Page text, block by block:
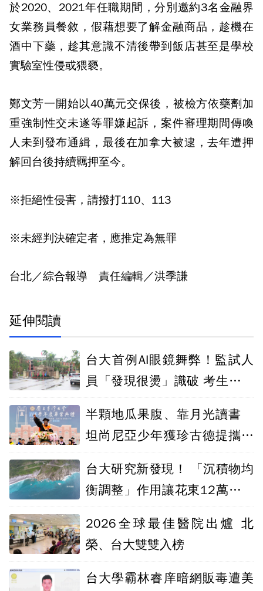
於2020、2021年任職期間，分別邀約3名金融界
女業務員餐敘，假藉想要了解金融商品，趁機在
酒中下藥，趁其意識不清後帶到飯店甚至是學校
實驗室性侵或猥褻。
鄭文芳一開始以40萬元交保後，被檢方依藥劑加
重強制性交未遂等罪嫌起訴，案件審理期間傳喚
人未到發布通緝，最後在加拿大被逮，去年遭押
解回台後持續羈押至今。
※拒絕性侵害，請撥打110、113
※未經判決確定者，應推定為無罪
台北／綜合報導 責任編輯／洪季謙
延伸閱讀
台大首例AI眼鏡舞弊！監試人
員「發現很燙」識破 考生當場
半顆地瓜果腹、靠月光讀書
坦尚尼亞少年獲珍古德提攜拚
台大研究新發現！ 「沉積物均
衡調整」作用讓花東12萬年長
2026全球最佳醫院出爐 北
榮、台大雙雙入榜
台大學霸林睿庠暗網販毒遭美